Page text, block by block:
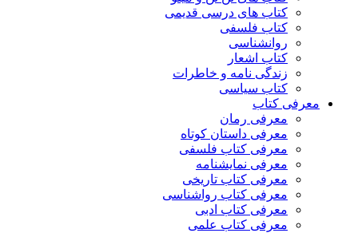
کتاب های درسی قدیمی
کتاب فلسفی
روانشناسی
کتاب اشعار
زندگی نامه و خاطرات
کتاب سیاسی
معرفی کتاب
معرفی رمان
معرفی داستان کوتاه
معرفی کتاب فلسفی
معرفی نمایشنامه
معرفی کتاب تاریخی
معرفی کتاب رواشناسی
معرفی کتاب ادبی
معرفی کتاب علمی